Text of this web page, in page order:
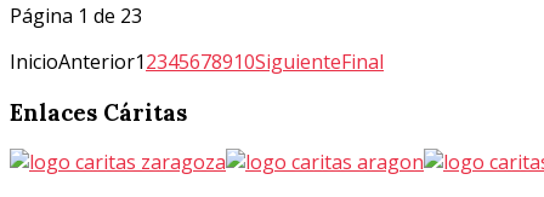
Página 1 de 23
InicioAnterior12345678910SiguienteFinal
Enlaces Cáritas